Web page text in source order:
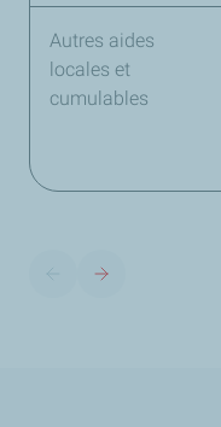
Autres aides
locales et
cumulables